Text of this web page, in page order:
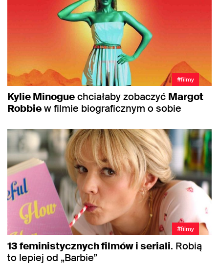
#filmy
Kylie Minoguechciałaby zobaczyć Margot
Robbiew filmie biograficznym o sobie
#filmy
13 feministycznych filmów i seriali. Robią
to lepiej od „Barbie”